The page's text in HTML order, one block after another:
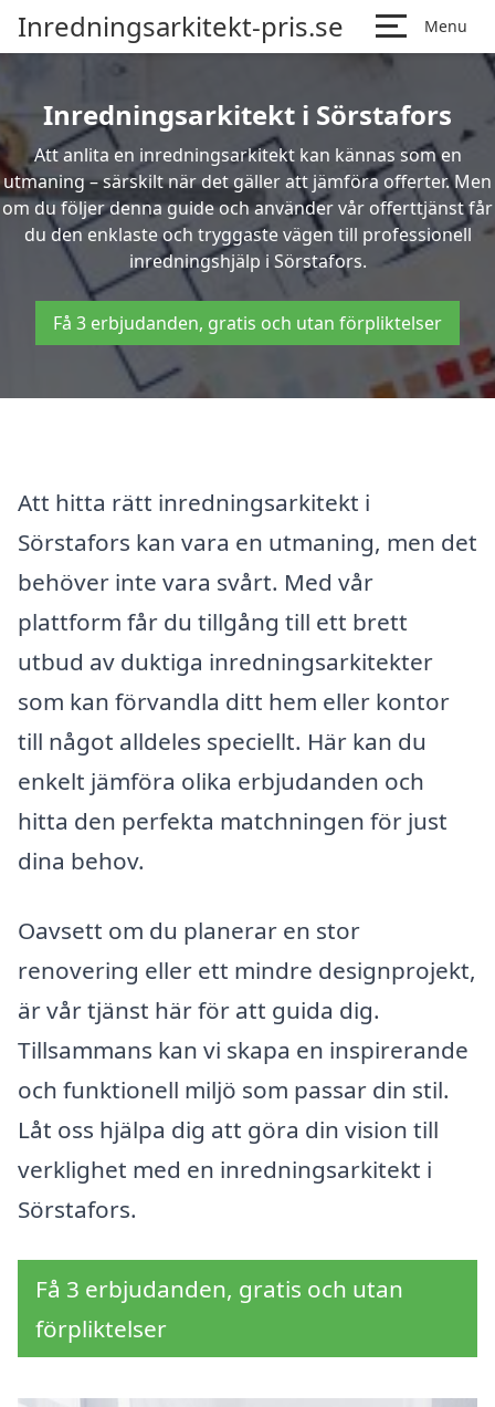
Inredningsarkitekt-pris.se Menu
Inredningsarkitekt i Sörstafors
Att anlita en inredningsarkitekt kan kännas som en
utmaning – särskilt när det gäller att jämföra offerter. Men
om du följer denna guide och använder vår offerttjänst får
du den enklaste och tryggaste vägen till professionell
inredningshjälp i Sörstafors.
Få 3 erbjudanden, gratis och utan förpliktelser
Att hitta rätt inredningsarkitekt i
Sörstafors kan vara en utmaning, men det
behöver inte vara svårt. Med vår
plattform får du tillgång till ett brett
utbud av duktiga inredningsarkitekter
som kan förvandla ditt hem eller kontor
till något alldeles speciellt. Här kan du
enkelt jämföra olika erbjudanden och
hitta den perfekta matchningen för just
dina behov.
Oavsett om du planerar en stor
renovering eller ett mindre designprojekt,
är vår tjänst här för att guida dig.
Tillsammans kan vi skapa en inspirerande
och funktionell miljö som passar din stil.
Låt oss hjälpa dig att göra din vision till
verklighet med en inredningsarkitekt i
Sörstafors.
Få 3 erbjudanden, gratis och utan
förpliktelser